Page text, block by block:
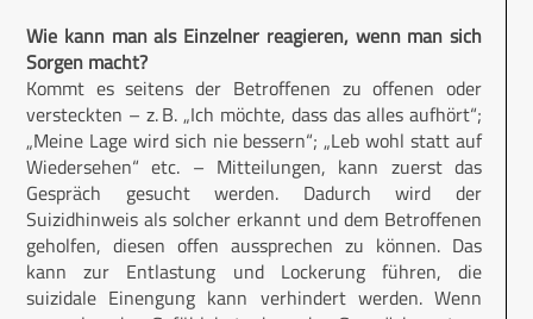
Wie kann man als Einzelner reagieren, wenn man sich
Sorgen macht?
Kommt es seitens der Betroffenen zu offenen oder
versteckten – z. B. „Ich möchte, dass das alles aufhört“;
„Meine Lage wird sich nie bessern“; „Leb wohl statt auf
Wiedersehen“ etc. – Mitteilungen, kann zuerst das
Gespräch gesucht werden. Dadurch wird der
Suizidhinweis als solcher erkannt und dem Betroffenen
geholfen, diesen offen aussprechen zu können. Das
kann zur Entlastung und Lockerung führen, die
suizidale Einengung kann verhindert werden. Wenn